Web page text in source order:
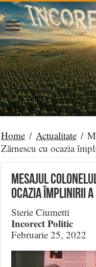
Home / Actualitate /
Zărnescu cu ocazia
Mesajul
ocazia împlinirii a
Sterie Ciumetti
Incorect Politic
Februarie 25, 2022